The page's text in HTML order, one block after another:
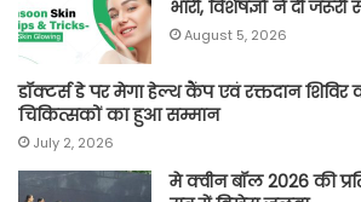
भारी, विशेषज्ञों ने दी जरूरी
August 5, 2026
डॉक्टर्स डे पर मेगा हेल्थ कैंप एवं रक्तदान
चिकित्सकों का हुआ सम्मान
July 2, 2026
मे क्वीन बॉल 2026 की